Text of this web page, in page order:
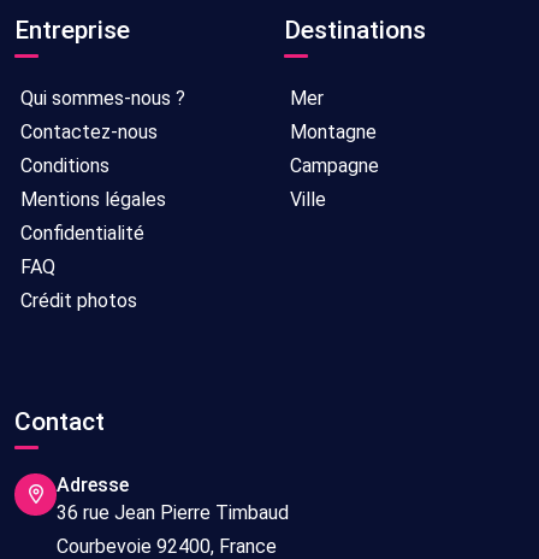
Entreprise
Qui sommes-nous ?
Contactez-nous
Conditions
Mentions légales
Confidentialité
FAQ
Crédit photos
Destinations
Mer
Montagne
Campagne
Ville
Contact
Adresse
36 rue Jean Pierre Timbaud
Courbevoie 92400, France